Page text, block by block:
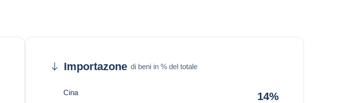
Importazone di beni in % del totale
Cina 14%